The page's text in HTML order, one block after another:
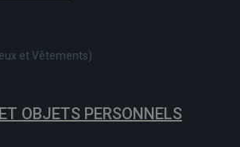
et Vêtements)
OBJETS PERSONNELS